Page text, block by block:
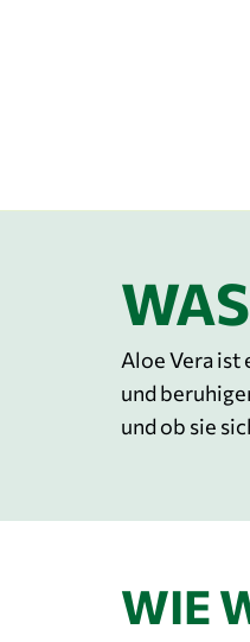
Aloe Vera
und
und ob sie
WIE